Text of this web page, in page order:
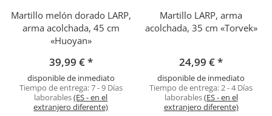
Martillo melón dorado LARP,
arma acolchada, 45 cm
«Huoyan»
39,99 €*
disponible de inmediato
Tiempo de entrega:7 - 9 Días
laborables(ES - en el
extranjero diferente)
Martillo LARP, arma
acolchada, 35 cm «Torvek»
24,99 €*
disponible de inmediato
Tiempo de entrega:2 - 4 Días
laborables(ES - en el
extranjero diferente)